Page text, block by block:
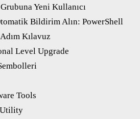
Yeni Kullanıcı
Bildirim Alın: PowerShell
Kılavuz
Level Upgrade
Tools
Utility